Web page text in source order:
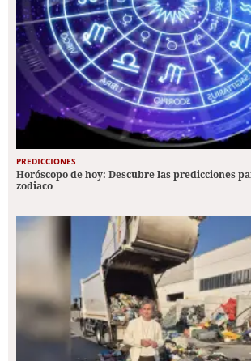
PREDICCIONES
Horóscopo de hoy: Descubre las predicciones
zodiaco